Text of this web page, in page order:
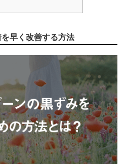
早く改善する方法